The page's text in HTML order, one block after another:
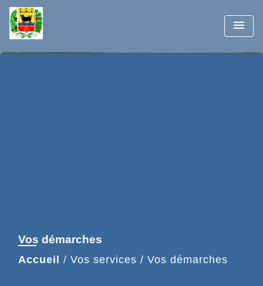
menu
Vos démarches
Accueil / Vos services / Vos démarches